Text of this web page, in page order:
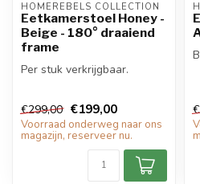
HOMEREBELS COLLECTION
Eetkamerstoel Honey -
Beige - 180° draaiend
frame
Per stuk verkrijgbaar.
€299,00 €199,00
Voorraad onderweg naar ons
magazijn, reserveer nu.